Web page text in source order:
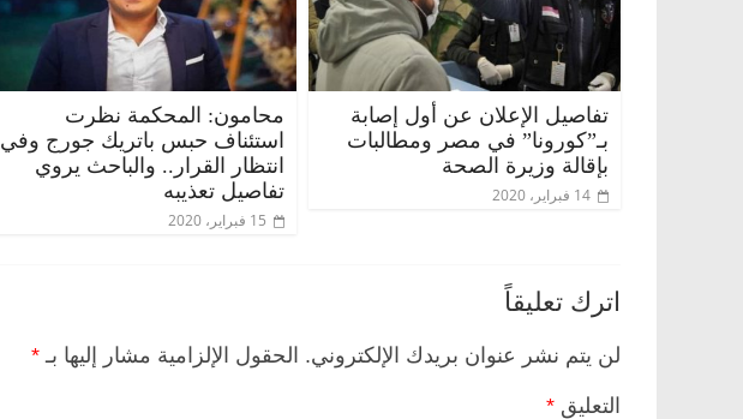
تفاصيل الإعلان عن أول إصابة
بـ”كورونا” في مصر ومطالبات
بإقالة وزيرة الصحة
14 فبراير، 2020
محامون: المحكمة نظرت
استئناف حبس باتريك جورج وفي
انتظار القرار.. والباحث يروي
تفاصيل تعذيبه
15 فبراير، 2020
اترك تعليقاً
لن يتم نشر عنوان بريدك الإلكتروني. الحقول الإلزامية مشار إليها بـ *
التعليق *